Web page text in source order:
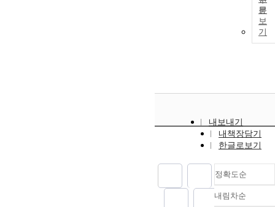
문
보
기
내보내기
내책장담기
한글로보기
정확도순
정확도
내림차순